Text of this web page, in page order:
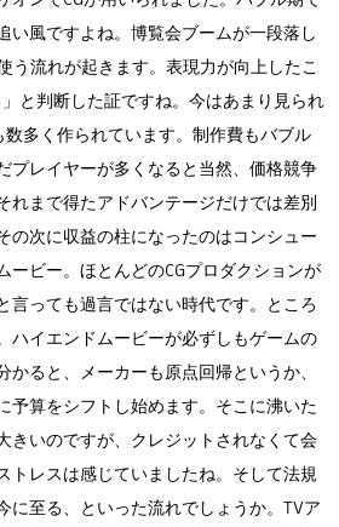
い風ですよね。博覧会ブームが一段落し
う流れが起きます。表現力が向上したこ
と判断した証ですね。今はあまり見られ
数多く作られています。制作費もバブル
プレイヤーが多くなると当然、価格競争
れまで得たアドバンテージだけでは差別
の次に収益の柱になったのはコンシュー
ービー。ほとんどのCGプロダクションが
言っても過言ではない時代です。ところ
ハイエンドムービーが必ずしもゲームの
ると、メーカーも原点回帰というか、
予算をシフトし始めます。そこに沸いた
きいのですが、クレジットされなくて会
トレスは感じていましたね。そして法規
に至る、といった流れでしょうか。TVア